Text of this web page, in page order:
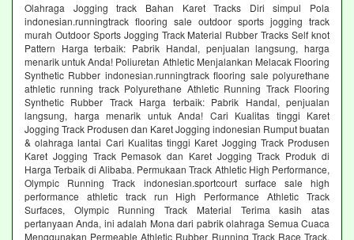
Olahraga Jogging track Bahan Karet Tracks Diri simpul Pola
indonesian.runningtrack flooring sale outdoor sports jogging track
murah Outdoor Sports Jogging Track Material Rubber Tracks Self knot
Pattern Harga terbaik: Pabrik Handal, penjualan langsung, harga
menarik untuk Anda! Poliuretan Athletic Menjalankan Melacak Flooring
Synthetic Rubber indonesian.runningtrack flooring sale polyurethane
athletic running track Polyurethane Athletic Running Track Flooring
Synthetic Rubber Track Harga terbaik: Pabrik Handal, penjualan
langsung, harga menarik untuk Anda! Cari Kualitas tinggi Karet
Jogging Track Produsen dan Karet Jogging indonesian Rumput buatan
& olahraga lantai Cari Kualitas tinggi Karet Jogging Track Produsen
Karet Jogging Track Pemasok dan Karet Jogging Track Produk di
Harga Terbaik di Alibaba. Permukaan Track Athletic High Performance,
Olympic Running Track indonesian.sportcourt surface sale high
performance athletic track run High Performance Athletic Track
Surfaces, Olympic Running Track Material Terima kasih atas
pertanyaan Anda, ini adalah Mona dari pabrik olahraga Semua Cuaca
Menggunakan Permeable Athletic Rubber Running Track Race Track.